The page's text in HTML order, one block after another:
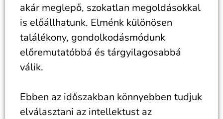
akár meglepő, szokatlan megoldásokkal
is előállhatunk. Elménk különösen
találékony, gondolkodásmódunk
előremutatóbbá és tárgyilagosabbá
válik.
Ebben az időszakban könnyebben tudjuk
elválasztani az intellektust az